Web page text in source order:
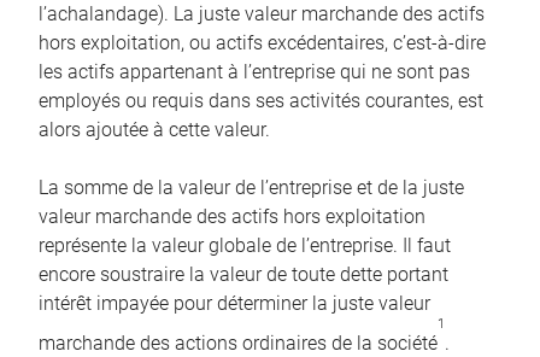
l’achalandage). La juste valeur marchande des actifs
hors exploitation, ou actifs excédentaires, c’est-à-dire
les actifs appartenant à l’entreprise qui ne sont pas
employés ou requis dans ses activités courantes, est
alors ajoutée à cette valeur.
La somme de la valeur de l’entreprise et de la juste
valeur marchande des actifs hors exploitation
représente la valeur globale de l’entreprise. Il faut
encore soustraire la valeur de toute dette portant
intérêt impayée pour déterminer la juste valeur
marchande des actions ordinaires de la société
1
.